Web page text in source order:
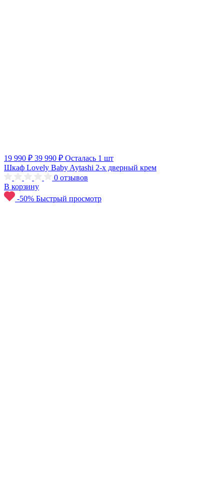
19 990 ₽ 39 990 ₽ Осталась 1 шт
Шкаф Lovely Baby Aytashi 2-х дверный крем
0 отзывов
В корзину
-50% Быстрый просмотр